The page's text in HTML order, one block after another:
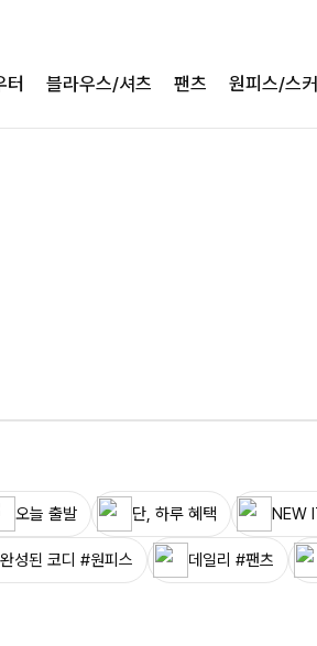
터 블라우스/셔츠 팬츠 원피스/스
오늘 출발 단, 하루 혜택 NEW
성된 코디 #원피스 데일리 #팬츠